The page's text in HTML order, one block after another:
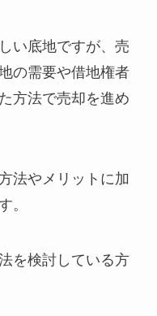
い底地ですが、売
の需要や借地権者
方法で売却を進め
法やメリットに加
。
を検討している方